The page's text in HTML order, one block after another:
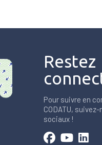
Restez
Pour suivre en
CODATU,
sociaux !